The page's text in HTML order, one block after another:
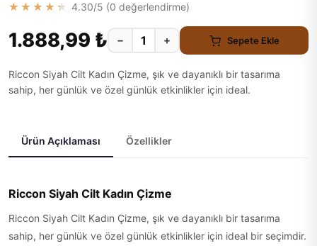
★★★★★ 4.30/5 (0 değerlendirme)
1.888,99 ₺ − + Sepete Ekle
Riccon Siyah Cilt Kadın Çizme, şık ve dayanıklı bir tasarıma
sahip, her günlük ve özel günlük etkinlikler için ideal.
Ürün Açıklaması Özellikler
Riccon Siyah Cilt Kadın Çizme
Riccon Siyah Cilt Kadın Çizme, şık ve dayanıklı bir tasarıma
sahip, her günlük ve özel günlük etkinlikler için ideal bir seçimdir.